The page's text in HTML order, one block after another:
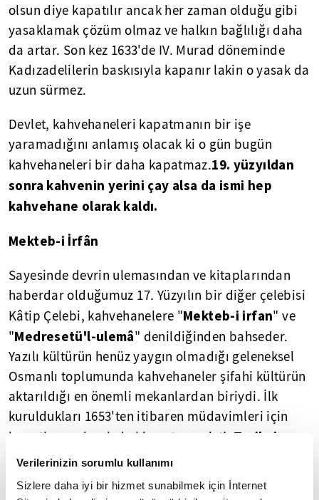
Verilerinizin sorumlu kullanımı
Sizlere daha iyi bir hizmet sunabilmek için İnternet
olsun diye kapatılır ancak her zaman olduğu gibi
yasaklamak çözüm olmaz ve halkın bağlılığı daha
da artar. Son kez 1633'de IV. Murad döneminde
Kadızadelilerin baskısıyla kapanır lakin o yasak da
uzun sürmez.
Devlet, kahvehaneleri kapatmanın bir işe
yaramadığını anlamış olacak ki o gün bugün
kahvehaneleri bir daha kapatmaz.19. yüzyıldan
sonra kahvenin yerini çay alsa da ismi hep
kahvehane olarak kaldı.
Mekteb-i İrfân
Sayesinde devrin ulemasından ve kitaplarından
haberdar olduğumuz 17. Yüzyılın bir diğer çelebisi
Kâtip Çelebi, kahvehanelere "Mekteb-i irfan" ve
"Medresetü'l-ulemâ" denildiğinden bahseder.
Yazılı kültürün henüz yaygın olmadığı geleneksel
Osmanlı toplumunda kahvehaneler şifahi kültürün
aktarıldığı en önemli mekanlardan biriydi. İlk
kuruldukları 1653'ten itibaren müdavimleri için
kıraathane olarak da hizmet vermişti. Tarihçi
İbrâhim Peçevî, devrin mürekkep yalamışları
arasında sosyal hayatı sevenlerin küçük gruplar